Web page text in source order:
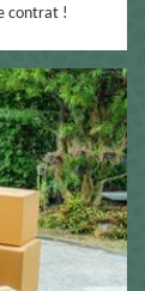
contrat !